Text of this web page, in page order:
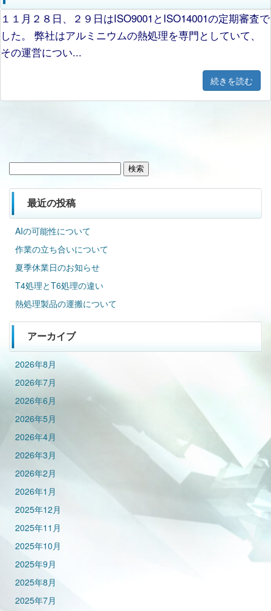
１１月２８日、２９日はISO9001とISO14001の定期審査で
した。 弊社はアルミニウムの熱処理を専門としていて、
その運営につい...
続きを読む
最近の投稿
AIの可能性について
作業の立ち合いについて
夏季休業日のお知らせ
T4処理とT6処理の違い
熱処理製品の運搬について
アーカイブ
2026年8月
2026年7月
2026年6月
2026年5月
2026年4月
2026年3月
2026年2月
2026年1月
2025年12月
2025年11月
2025年10月
2025年9月
2025年8月
2025年7月